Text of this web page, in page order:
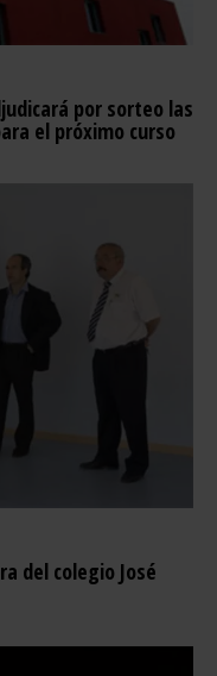
por sorteo las
el próximo curso
del colegio José